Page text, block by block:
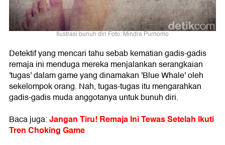
Ilustrasi bunuh diri Foto: Mindra Purnomo
Detektif yang mencari tahu sebab kematian gadis-gadis
remaja ini menduga mereka menjalankan serangkaian
'tugas' dalam game yang dinamakan 'Blue Whale' oleh
sekelompok orang. Nah, tugas-tugas itu mengarahkan
gadis-gadis muda anggotanya untuk bunuh diri.
Baca juga:Jangan Tiru! Remaja Ini Tewas Setelah Ikuti
Tren Choking Game